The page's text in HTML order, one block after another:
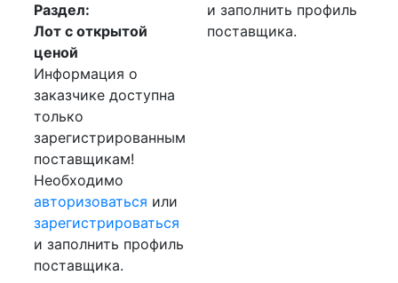
Раздел:
Лот с открытой
ценой
Информация о
заказчике доступна
только
зарегистрированным
поставщикам!
Необходимо
авторизоваться или
зарегистрироваться
и заполнить профиль
поставщика.
и заполнить профиль
поставщика.